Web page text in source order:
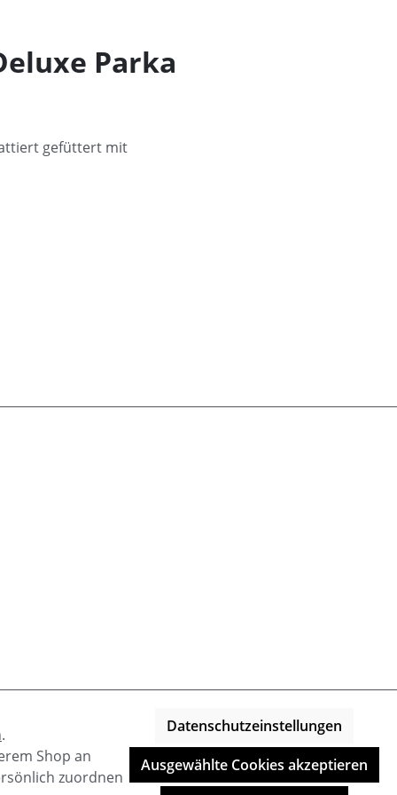
Parka
gefüttert mit
.
Shop an
zuordnen
Datenschutzeinstellungen
Ausgewählte Cookies akzeptieren